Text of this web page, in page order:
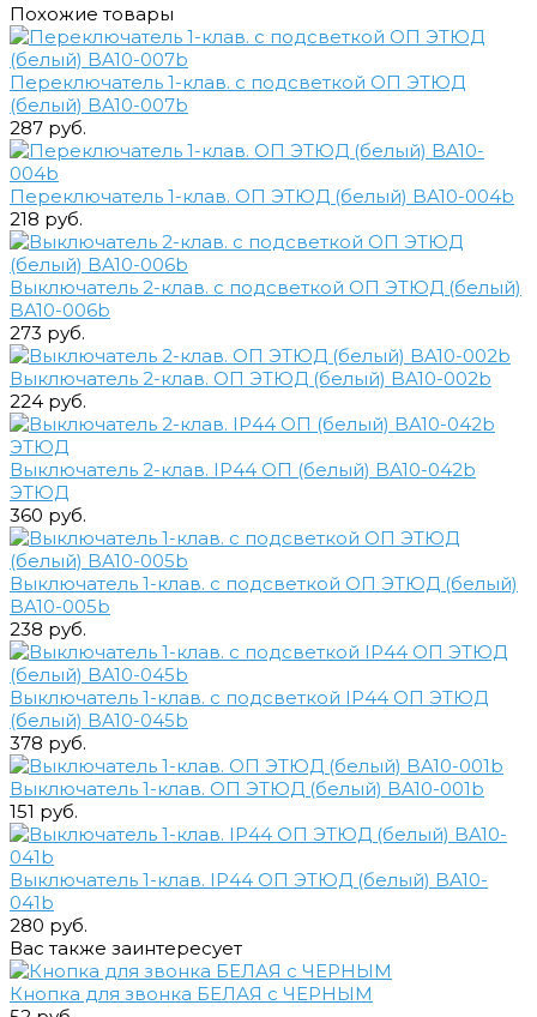
Похожие товары
Переключатель 1-клав. с подсветкой ОП ЭТЮД
(белый) BA10-007b
287 руб.
Переключатель 1-клав. ОП ЭТЮД (белый) BA10-004b
218 руб.
Выключатель 2-клав. с подсветкой ОП ЭТЮД (белый)
BA10-006b
273 руб.
Выключатель 2-клав. ОП ЭТЮД (белый) BA10-002b
224 руб.
Выключатель 2-клав. IP44 ОП (белый) BA10-042b
ЭТЮД
360 руб.
Выключатель 1-клав. с подсветкой ОП ЭТЮД (белый)
BA10-005b
238 руб.
Выключатель 1-клав. с подсветкой IP44 ОП ЭТЮД
(белый) BA10-045b
378 руб.
Выключатель 1-клав. ОП ЭТЮД (белый) BA10-001b
151 руб.
Выключатель 1-клав. IP44 ОП ЭТЮД (белый) BA10-
041b
280 руб.
Вас также заинтересует
Кнопка для звонка БЕЛАЯ с ЧЕРНЫМ